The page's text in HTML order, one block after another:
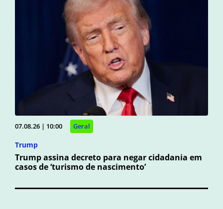
07.08.26 | 10:00 Geral
Trump
Trump assina decreto para negar cidadania em
casos de ‘turismo de nascimento’